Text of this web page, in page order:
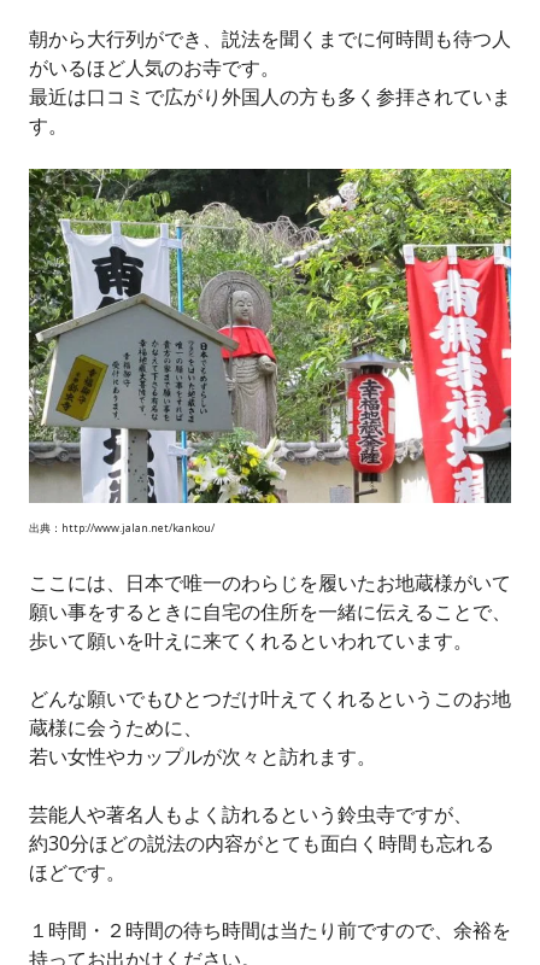
朝から大行列ができ、説法を聞くまでに何時間も待つ人
がいるほど人気のお寺です。
最近は口コミで広がり外国人の方も多く参拝されていま
す。
出典：http://www.jalan.net/kankou/
ここには、日本で唯一のわらじを履いたお地蔵様がいて
願い事をするときに自宅の住所を一緒に伝えることで、
歩いて願いを叶えに来てくれるといわれています。
どんな願いでもひとつだけ叶えてくれるというこのお地
蔵様に会うために、
若い女性やカップルが次々と訪れます。
芸能人や著名人もよく訪れるという鈴虫寺ですが、
約30分ほどの説法の内容がとても面白く時間も忘れる
ほどです。
１時間・２時間の待ち時間は当たり前ですので、余裕を
持ってお出かけください。